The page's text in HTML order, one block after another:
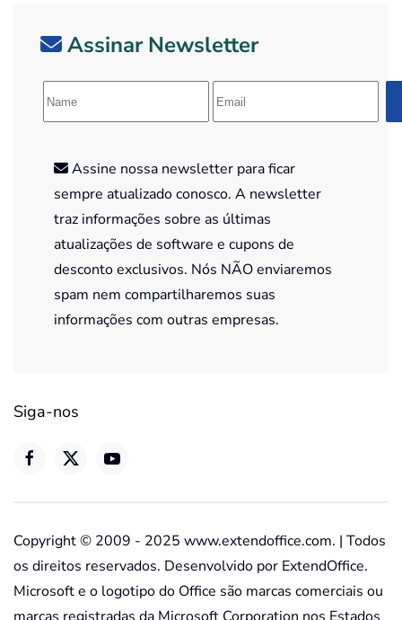
Assinar Newsletter
Assine nossa newsletter para ficar
sempre atualizado conosco. A newsletter
traz informações sobre as últimas
atualizações de software e cupons de
desconto exclusivos. Nós NÃO enviaremos
spam nem compartilharemos suas
informações com outras empresas.
Siga-nos
Copyright © 2009 - 2025 www.extendoffice.com. | Todos
os direitos reservados. Desenvolvido por ExtendOffice.
Microsoft e o logotipo do Office são marcas comerciais ou